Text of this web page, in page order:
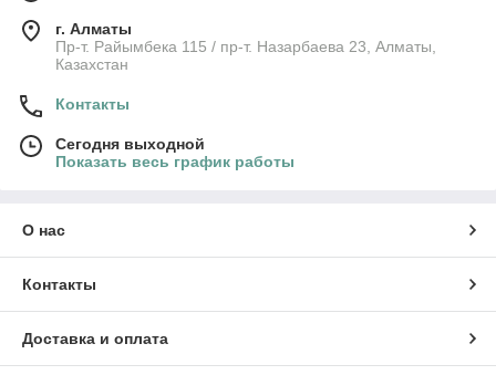
г. Алматы
Пр-т. Райымбека 115 / пр-т. Назарбаева 23, Алматы,
Казахстан
Контакты
Сегодня выходной
Показать весь график работы
О нас
Контакты
Доставка и оплата